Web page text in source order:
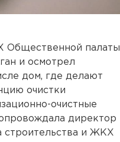
Общественной палаты
и осмотрел
дом, где делают
очистки
очистные
директор
строительства и ЖКХ